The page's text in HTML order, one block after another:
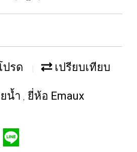
ปรด เปรียบเทียบ
น้ำ , ยี่ห้อ Emaux